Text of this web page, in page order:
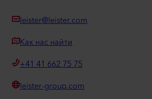
leister@leister.com
Как нас найти
+41 41 662 75 75
leister-group.com